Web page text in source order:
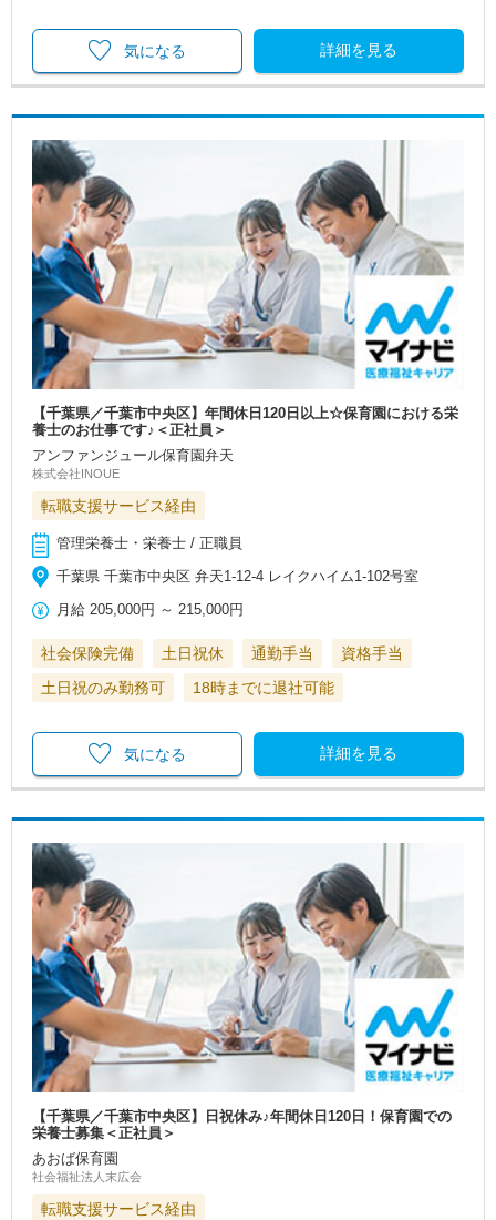
詳細を見る
気になる
【千葉県／千葉市中央区】年間休日120日以上☆保育園における栄
養士のお仕事です♪＜正社員＞
アンファンジュール保育園弁天
株式会社INOUE
転職支援サービス経由
管理栄養士・栄養士 / 正職員
千葉県 千葉市中央区 弁天1-12-4 レイクハイム1-102号室
月給 205,000円 ～215,000円
社会保険完備 土日祝休 通勤手当
資格手当
土日祝のみ勤務可
18時までに退社可能
詳細を見る
気になる
【千葉県／千葉市中央区】日祝休み♪年間休日120日！保育園での
栄養士募集＜正社員＞
あおば保育園
社会福祉法人末広会
転職支援サービス経由